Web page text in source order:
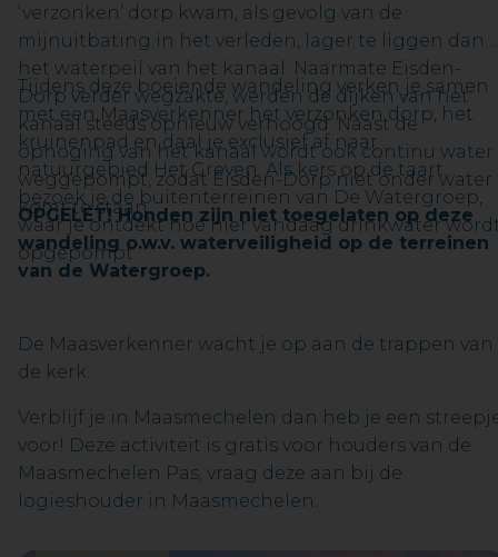
‘verzonken’ dorp kwam, als gevolg van de
mijnuitbating in het verleden, lager te liggen dan
het waterpeil van het kanaal. Naarmate Eisden-
Dorp verder wegzakte, werden de dijken van het
kanaal steeds opnieuw verhoogd. Naast de
ophoging van het kanaal wordt ook continu water
weggepompt, zodat Eisden-Dorp niet onder water
komt te staan.
Tijdens deze boeiende wandeling verken je samen
met een Maasverkenner het verzonken dorp, het
kruinenpad en daal je exclusief af naar
natuurgebied Het Greven. Als kers op de taart
bezoek je de buitenterreinen van De Watergroep,
waar je ontdekt hoe hier vandaag drinkwater
opgepompt.
OPGELET! Honden zijn niet toegelaten op deze
wandeling o.w.v. waterveiligheid op de terreinen
van de Watergroep.
De Maasverkenner wacht je op aan de trappen van
de kerk.
Verblijf je in Maasmechelen dan heb je een
voor! Deze activiteit is gratis voor houders van de
Maasmechelen Pas, vraag deze aan bij de
logieshouder in Maasmechelen.